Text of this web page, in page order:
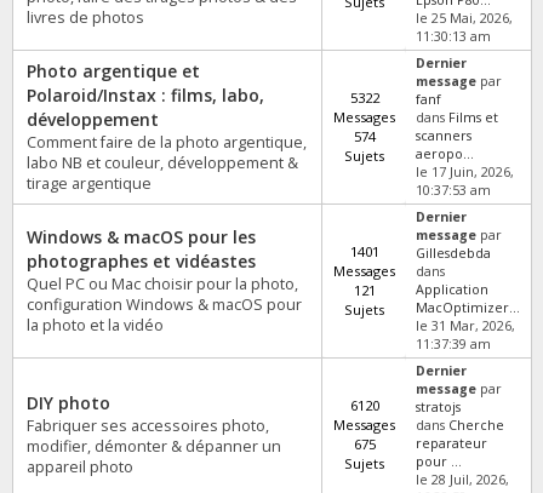
livres de photos
le 25 Mai, 2026,
11:30:13 am
Photo argentique et
Polaroid/Instax : films, labo,
développement
Comment faire de la photo argentique,
labo NB et couleur, développement &
tirage argentique
5322
Messages
574
Sujets
Dernier
message par
fanf
dans Films et
scanners
aeropo...
le 17 Juin, 2026,
10:37:53 am
Windows & macOS pour les
photographes et vidéastes
Quel PC ou Mac choisir pour la photo,
configuration Windows & macOS pour
la photo et la vidéo
1401
Messages
121
Sujets
Dernier
message par
Gillesdebda
dans
Application
MacOptimizer...
le 31 Mar, 2026,
11:37:39 am
DIY photo
Fabriquer ses accessoires photo,
modifier, démonter & dépanner un
appareil photo
6120
Messages
675
Sujets
Dernier
message par
stratojs
dans Cherche
reparateur
pour ...
le 28 Juil, 2026,